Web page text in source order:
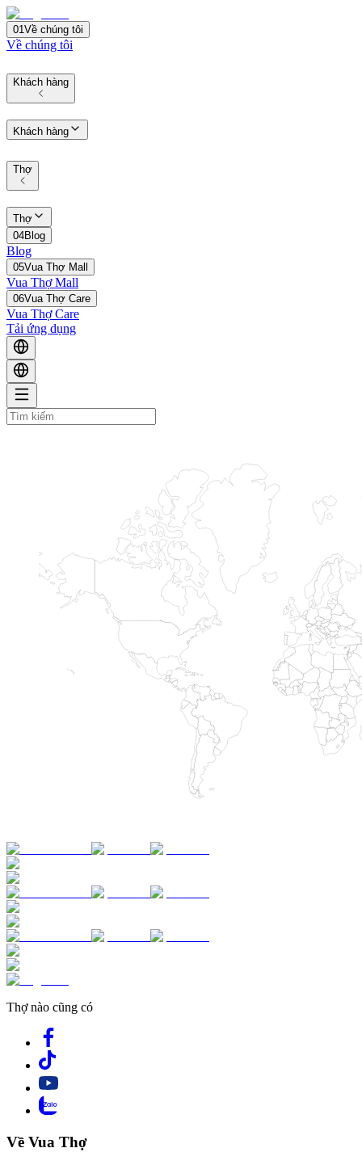
01Về chúng tôi
Về chúng tôi
Khách hàng
Khách hàng
Thợ
Thợ
04Blog
Blog
05Vua Thợ Mall
Vua Thợ Mall
06Vua Thợ Care
Vua Thợ Care
Tải ứng dụng
Thợ nào cũng có
Về Vua Thợ